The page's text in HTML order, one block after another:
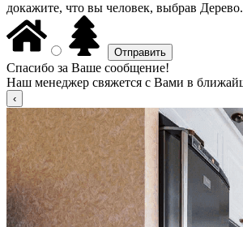
докажите, что вы человек, выбрав Дерево.
Спасибо за Ваше сообщение!
Наш менеджер свяжется с Вами в